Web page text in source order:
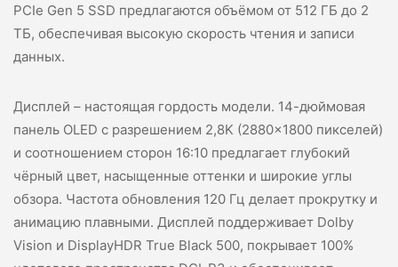
PCIe Gen 5 SSD предлагаются объёмом от 512 ГБ до 2
ТБ, обеспечивая высокую скорость чтения и записи
данных.
Дисплей – настоящая гордость модели. 14-дюймовая
панель OLED с разрешением 2,8K (2880×1800 пикселей)
и соотношением сторон 16:10 предлагает глубокий
чёрный цвет, насыщенные оттенки и широкие углы
обзора. Частота обновления 120 Гц делает прокрутку и
анимацию плавными. Дисплей поддерживает Dolby
Vision и DisplayHDR True Black 500, покрывает 100%